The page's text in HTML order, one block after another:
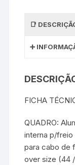
FICHA
QUADRO:
interna p/
para cabo de
over size (44